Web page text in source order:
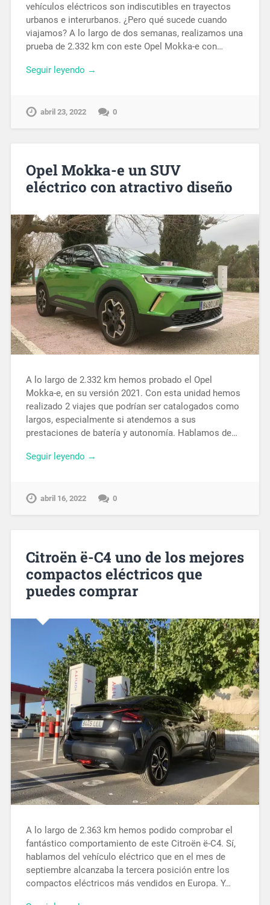
vehículos eléctricos son indiscutibles en trayectos
urbanos e interurbanos. ¿Pero qué sucede cuando
viajamos? A lo largo de dos semanas, realizamos una
prueba de 2.332 km con este Opel Mokka-e con…
Seguir leyendo →
abril 23, 2022 0
Opel Mokka-e un SUV
eléctrico con atractivo diseño
A lo largo de 2.332 km hemos probado el Opel
Mokka-e, en su versión 2021. Con esta unidad hemos
realizado 2 viajes que podrían ser catalogados como
largos, especialmente si atendemos a sus
prestaciones de batería y autonomía. Hablamos de…
Seguir leyendo →
abril 16, 2022 0
Citroën ë-C4 uno de los mejores
compactos eléctricos que
puedes comprar
A lo largo de 2.363 km hemos podido comprobar el
fantástico comportamiento de este Citroën ë-C4. Sí,
hablamos del vehículo eléctrico que en el mes de
septiembre alcanzaba la tercera posición entre los
compactos eléctricos más vendidos en Europa. Y…